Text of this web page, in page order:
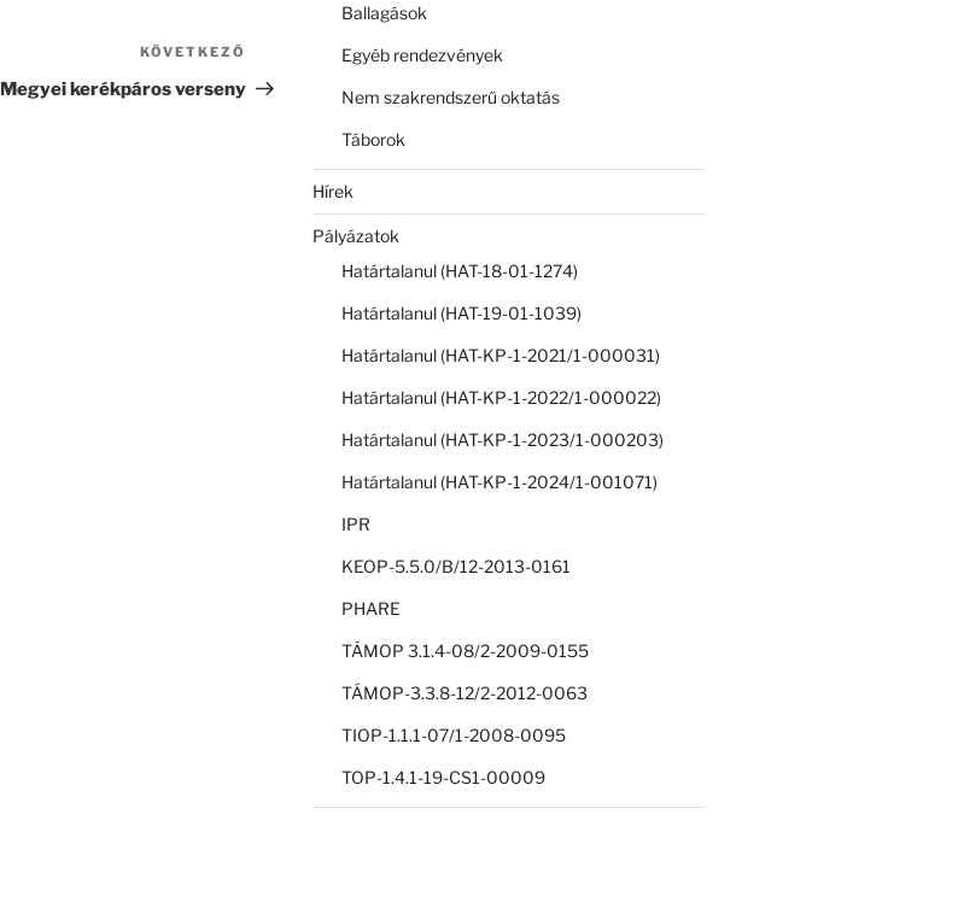
Következő
bejegyzés
KÖVETKEZŐ
Megyei kerékpáros verseny
Ballagások
Egyéb rendezvények
Nem szakrendszerű oktatás
Táborok
Hírek
Pályázatok
Határtalanul (HAT-18-01-1274)
Határtalanul (HAT-19-01-1039)
Határtalanul (HAT-KP-1-2021/1-000031)
Határtalanul (HAT-KP-1-2022/1-000022)
Határtalanul (HAT-KP-1-2023/1-000203)
Határtalanul (HAT-KP-1-2024/1-001071)
IPR
KEOP-5.5.0/B/12-2013-0161
PHARE
TÁMOP 3.1.4-08/2-2009-0155
TÁMOP-3.3.8-12/2-2012-0063
TIOP-1.1.1-07/1-2008-0095
TOP-1.4.1-19-CS1-00009